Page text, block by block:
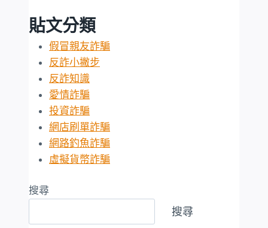
貼文分類
假冒親友詐騙
反詐小撇步
反詐知識
愛情詐騙
投資詐騙
網店刷單詐騙
網路釣魚詐騙
虛擬貨幣詐騙
搜尋
搜尋